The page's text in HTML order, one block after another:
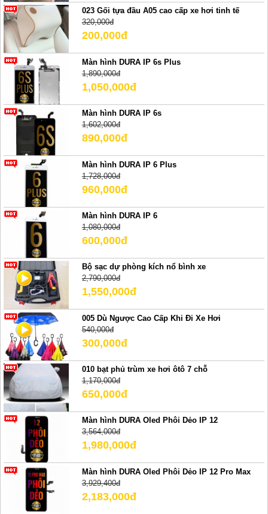
023 Gối tựa đầu A05 cao cấp xe hơi tinh tế
320,000đ
200,000đ
Màn hình DURA IP 6s Plus
1,890,000đ
1,050,000đ
Màn hình DURA IP 6s
1,602,000đ
890,000đ
Màn hình DURA IP 6 Plus
1,728,000đ
960,000đ
Màn hình DURA IP 6
1,080,000đ
600,000đ
Bộ sạc dự phòng kích nổ bình xe
2,790,000đ
1,550,000đ
005 Dù Ngược Cao Cấp Khi Đi Xe Hơi
540,000đ
300,000đ
010 bạt phủ trùm xe hơi ôtô 7 chỗ
1,170,000đ
650,000đ
Màn hình DURA Oled Phôi Dẻo IP 12
3,564,000đ
1,980,000đ
Màn hình DURA Oled Phôi Dẻo IP 12 Pro Max
3,929,400đ
2,183,000đ